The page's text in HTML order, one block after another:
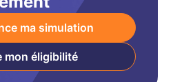
ma simulation
mon éligibilité